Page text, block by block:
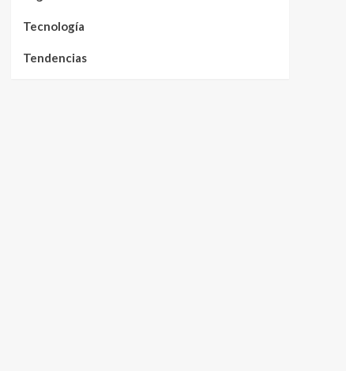
Tecnología
Tendencias